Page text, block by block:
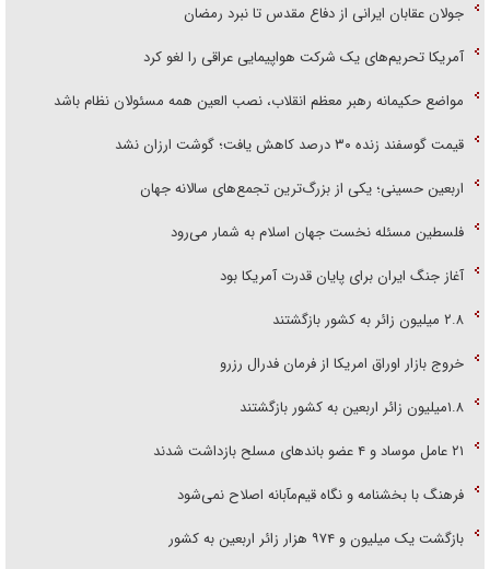
جولان عقابان ایرانی از دفاع مقدس تا نبرد رمضان
آمریکا تحریم‌های یک شرکت هواپیمایی عراقی را لغو کرد
مواضع حکیمانه رهبر معظم انقلاب، نصب العین همه مسئولان نظام باشد
قیمت گوسفند زنده ۳۰ درصد کاهش یافت؛ گوشت ارزان نشد
اربعین حسینی؛ یکی از بزرگ‌ترین تجمع‌های سالانه جهان
فلسطین مسئله نخست جهان اسلام به شمار می‌رود
آغاز جنگ ایران برای پایان قدرت آمریکا بود
۲.۸ میلیون زائر به کشور بازگشتند
خروج بازار اوراق امریکا از فرمان فدرال رزرو
۱.۸میلیون زائر اربعین به کشور بازگشتند
۲۱ عامل موساد و ۴ عضو باند‌های مسلح بازداشت شدند
فرهنگ با بخشنامه و نگاه قیم‌مآبانه اصلاح نمی‌شود
بازگشت یک میلیون و ۹۷۴ هزار زائر اربعین به کشور